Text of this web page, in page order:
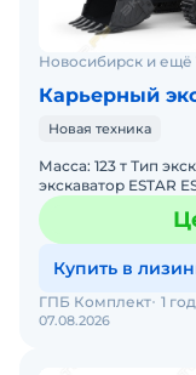
Новосибирск и ещё
Карьерный
Новая техника
Масса: 123 т Тип
экскаватор ESTAR
Двигатель 567 кВт
Купить в
07.08.2026
ГПБ Комплект 1